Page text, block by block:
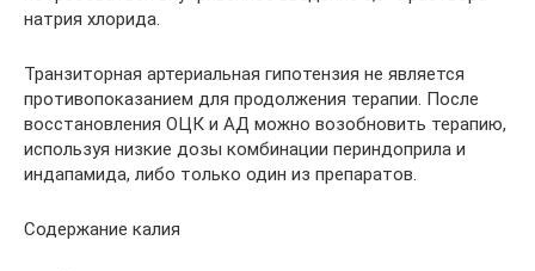
натрия хлорида.
Транзиторная артериальная гипотензия не является
противопоказанием для продолжения терапии. После
восстановления ОЦК и АД можно возобновить терапию,
используя низкие дозы комбинации периндоприла и
индапамида, либо только один из препаратов.
Содержание калия